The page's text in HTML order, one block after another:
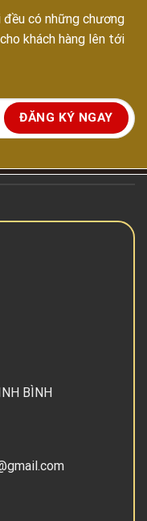
có những chương
khách hàng lên tới
BÌNH